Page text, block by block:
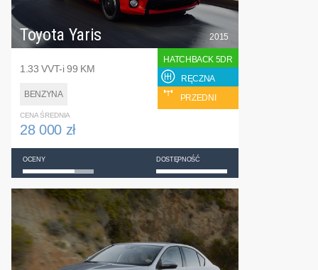
Toyota Yaris
1.33 VVT-i 99 KM
BENZYNA
2015
HATCHBACK 5DR
RĘCZNA
PRZEDNI
CENA ŚREDNIA
28 000 zł
OCENY DOSTĘPNOŚĆ